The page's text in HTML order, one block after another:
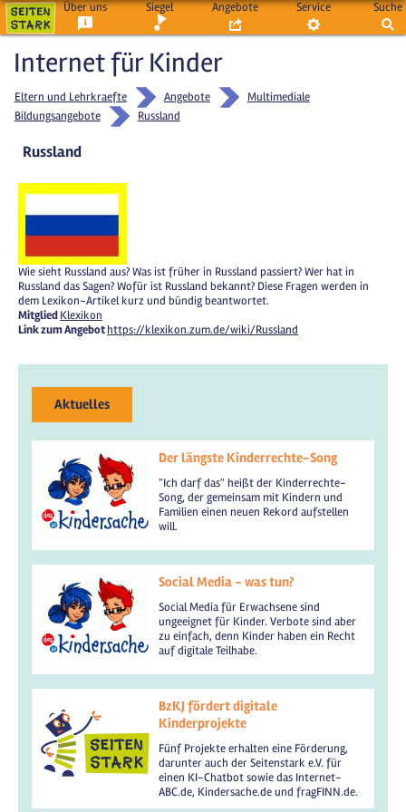
Über uns Siegel Angebote Service Suche
Internet für Kinder
Eltern und Lehrkraefte Angebote
Multimediale
Bildungsangebote
Russland
Russland
Wie sieht Russland aus? Was ist früher in Russland passiert? Wer hat in
Russland das Sagen? Wofür ist Russland bekannt? Diese Fragen werden in
dem Lexikon-Artikel kurz und bündig beantwortet.
MitgliedKlexikon
Link zum Angebothttps://klexikon.zum.de/wiki/Russland
Aktuelles
Der längste Kinderrechte-Song
"Ich darf das" heißt der Kinderrechte-
Song, der gemeinsam mit Kindern und
Familien einen neuen Rekord aufstellen
will.
Social Media - was tun?
Social Media für Erwachsene sind
ungeeignet für Kinder. Verbote sind aber
zu einfach, denn Kinder haben ein Recht
auf digitale Teilhabe.
BzKJ fördert digitale
Kinderprojekte
Fünf Projekte erhalten eine Förderung,
darunter auch der Seitenstark e.V. für
einen KI-Chatbot sowie das Internet-
ABC.de, Kindersache.de und fragFINN.de.